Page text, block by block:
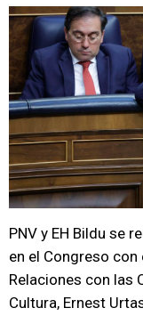
PNV y EH Bildu se
en el Congreso
Relaciones con las
Cultura, Ernest